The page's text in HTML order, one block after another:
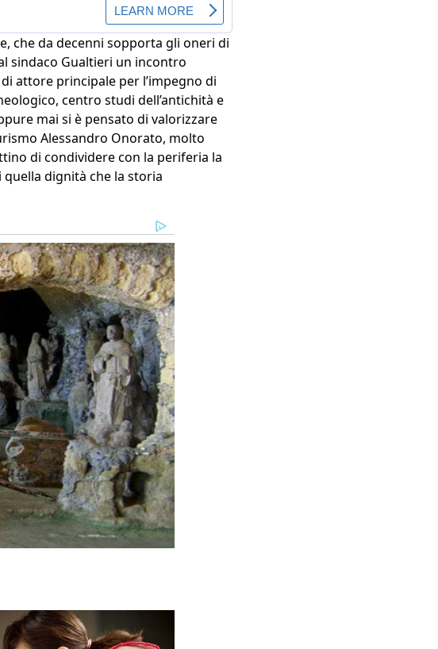
che da decenni sopporta gli oneri di
sindaco Gualtieri un incontro
attore principale per l’impegno di
centro studi dell’antichità e
mai si è pensato di valorizzare
Alessandro Onorato, molto
di condividere con la periferia la
dignità che la storia